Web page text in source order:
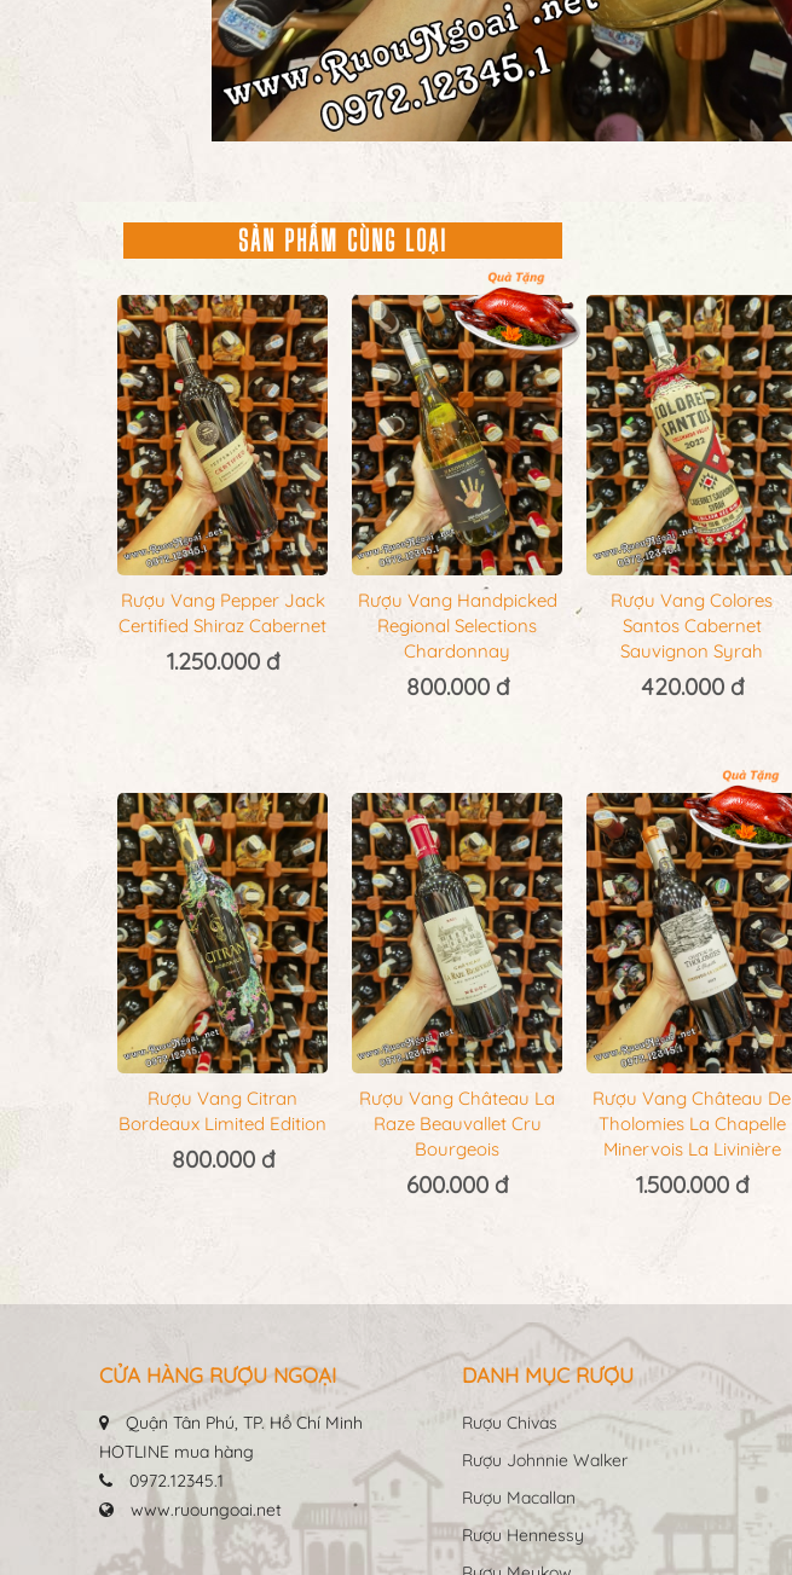
SẢN PHẨM CÙNG LOẠI
Rượu Vang Pepper Jack
Certified Shiraz Cabernet
1.250.000 đ
Rượu Vang Handpicked
Regional Selections
Chardonnay
800.000 đ
Rượu Vang Colores
Santos Cabernet
Sauvignon Syrah
420.000 đ
Rượu Vang Citran
Bordeaux Limited Edition
800.000 đ
Rượu Vang Château La
Raze Beauvallet Cru
Bourgeois
600.000 đ
Rượu Vang Château De
Tholomies La Chapelle
Minervois La Livinière
1.500.000 đ
CỬA HÀNG RƯỢU NGOẠI
Quận Tân Phú, TP. Hồ Chí Minh
HOTLINE mua hàng
0972.12345.1
www.ruoungoai.net
DANH MỤC RƯỢU
Rượu Chivas
Rượu Johnnie Walker
Rượu Macallan
Rượu Hennessy